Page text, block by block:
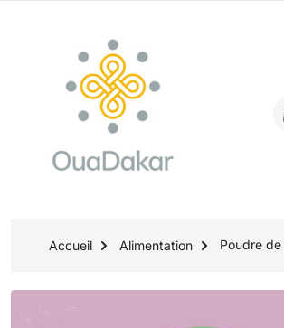
Accueil Alimentation Poudre